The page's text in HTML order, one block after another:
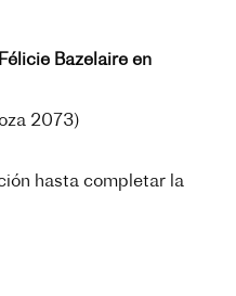
Bazelaire en
2073)
hasta completar la